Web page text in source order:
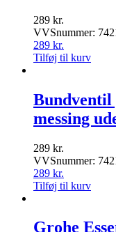
289 kr.
VVSnummer:
289 kr.
Tilføj til kurv
Bundventil
messing
289 kr.
VVSnummer:
289 kr.
Tilføj til kurv
Grohe